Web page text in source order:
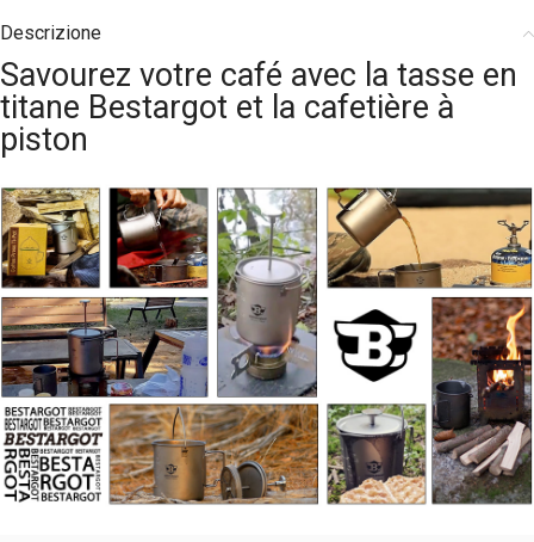
Descrizione
Savourez votre café avec la tasse en
titane Bestargot et la cafetière à
piston